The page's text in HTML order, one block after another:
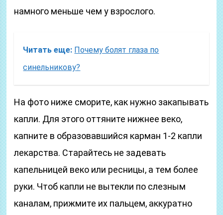
намного меньше чем у взрослого.
Читать еще: Почему болят глаза по
синельникову?
На фото ниже сморите, как нужно закапывать
капли. Для этого оттяните нижнее веко,
капните в образовавшийся карман 1-2 капли
лекарства. Старайтесь не задевать
капельницей веко или ресницы, а тем более
руки. Чтоб капли не вытекли по слезным
каналам, прижмите их пальцем, аккуратно